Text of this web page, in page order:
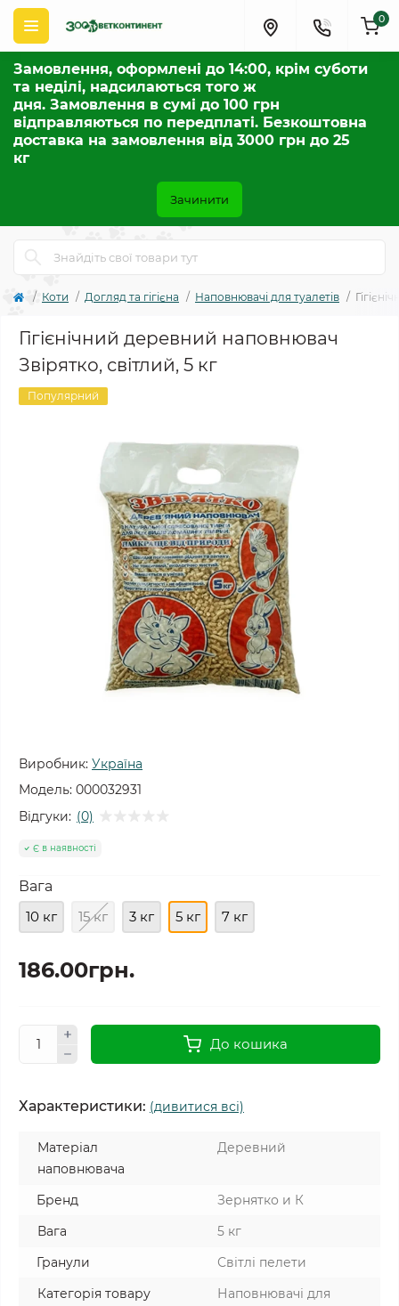
Замовлення, оформлені до 14:00, крім суботи
та неділі, надсилаються того ж
дня. Замовлення в сумі до 100 грн
відправляються по передплаті. Безкоштовна
доставка на замовлення від 3000 грн до 25
кг
Зачинити
0
Коти Догляд та гігієна Наповнювачі для туалетів
Гігієнічний деревний наповнювач
Звірятко, світлий, 5 кг
Популярний
Виробник: Україна
Модель: 000032931
Відгуки: (0)
Є в наявності
Вага
10 кг
15 кг 3 кг 5 кг 7 кг
186.00грн.
До кошика
Характеристики: (дивитися всі)
Матеріал
наповнювача
Деревний
Бренд
Зернятко и К
Вага
5 кг
Гранули
Світлі пелети
Категорія товару
Наповнювачі для